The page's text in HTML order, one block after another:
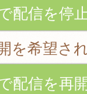
配信を停
を希望さ
配信を再